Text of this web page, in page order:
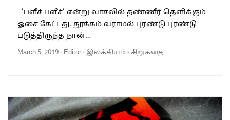
'பளீச் பளீச்' என்று வாசலில் தண்ணீர் தெளிக்கும்
ஓசை கேட்டது. தூக்கம் வராமல் புரண்டு புரண்டு
படுத்திருந்த நான்…
March 5, 2019- Editor · இலக்கியம்›சிறுகதை